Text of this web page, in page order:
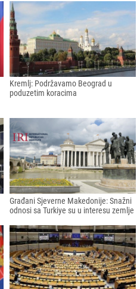
Kremlj: Podržavamo Beograd u
poduzetim koracima
Građani Sjeverne Makedonije: Snažni
odnosi sa Turkiye su u interesu zemlje